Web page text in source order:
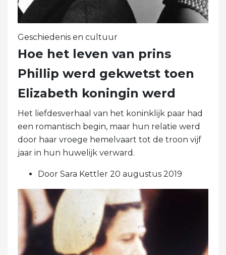
Geschiedenis en cultuur
Hoe het leven van prins
Phillip werd gekwetst toen
Elizabeth koningin werd
Het liefdesverhaal van het koninklijk paar had
een romantisch begin, maar hun relatie werd
door haar vroege hemelvaart tot de troon vijf
jaar in hun huwelijk verward.
Door Sara Kettler 20 augustus 2019